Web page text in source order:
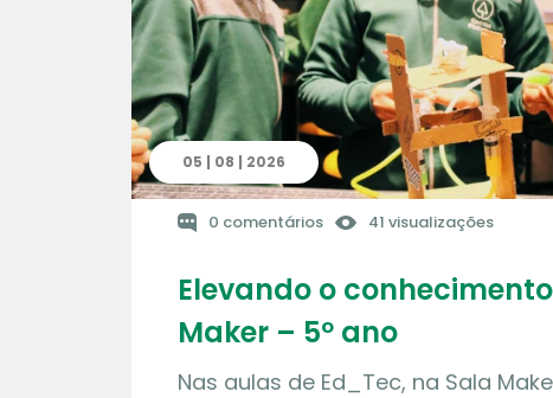
05 | 08 | 2026
0 comentários 41 visualizações
Elevando o
Maker – 5º ano
Nas aulas de Ed_Tec, na Sala